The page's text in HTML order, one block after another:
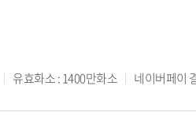
유효화소 : 1400만화소 네이버페이